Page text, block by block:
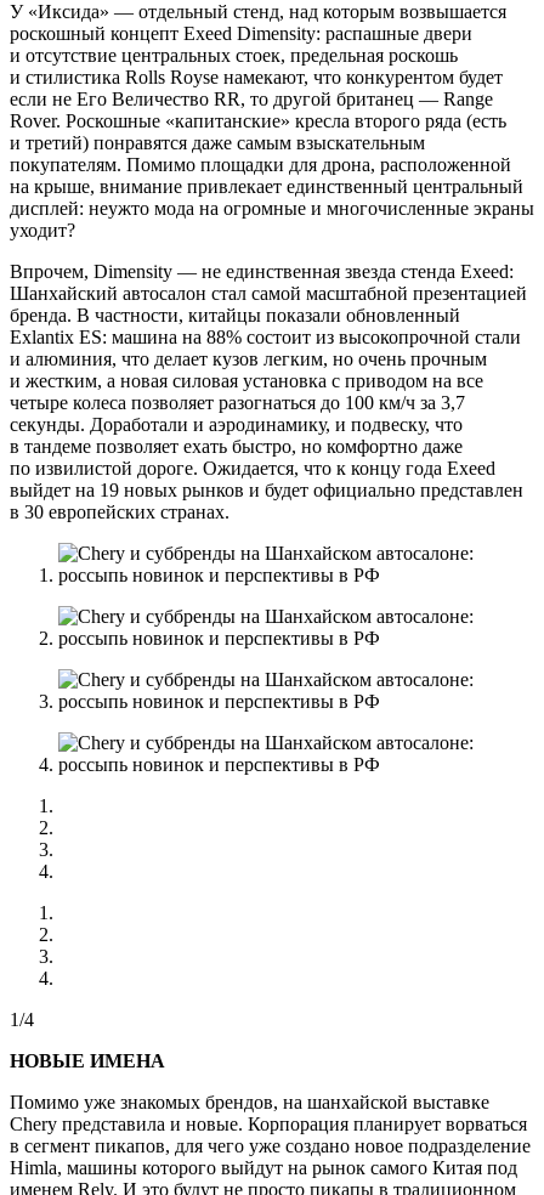
У «Иксида» — отдельный стенд, над которым возвышается
роскошный концепт Exeed Dimensity: распашные двери
и отсутствие центральных стоек, предельная роскошь
и стилистика Rolls Royse намекают, что конкурентом будет
если не Его Величество RR, то другой британец — Range
Rover. Роскошные «капитанские» кресла второго ряда (есть
и третий) понравятся даже самым взыскательным
покупателям. Помимо площадки для дрона, расположенной
на крыше, внимание привлекает единственный центральный
дисплей: неужто мода на огромные и многочисленные экраны
уходит?
Впрочем, Dimensity — не единственная звезда стенда Exeed:
Шанхайский автосалон стал самой масштабной презентацией
бренда. В частности, китайцы показали обновленный
Exlantix ES: машина на 88% состоит из высокопрочной стали
и алюминия, что делает кузов легким, но очень прочным
и жестким, а новая силовая установка с приводом на все
четыре колеса позволяет разогнаться до 100 км/ч за 3,7
секунды. Доработали и аэродинамику, и подвеску, что
в тандеме позволяет ехать быстро, но комфортно даже
по извилистой дороге. Ожидается, что к концу года Exeed
выйдет на 19 новых рынков и будет официально представлен
в 30 европейских странах.
1/4
НОВЫЕ ИМЕНА
Помимо уже знакомых брендов, на шанхайской выставке
Chery представила и новые. Корпорация планирует ворваться
в сегмент пикапов, для чего уже создано новое подразделение
Himla, машины которого выйдут на рынок самого Китая под
именем Rely. И это будут не просто пикапы в традиционном